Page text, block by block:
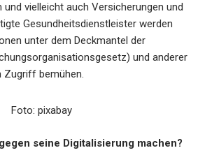
vielleicht auch Versicherungen und
Gesundheitsdienstleister werden
unter dem Deckmantel der
und anderer
Zugriff bemühen.
Foto: pixabay
seine Digitalisierung machen?